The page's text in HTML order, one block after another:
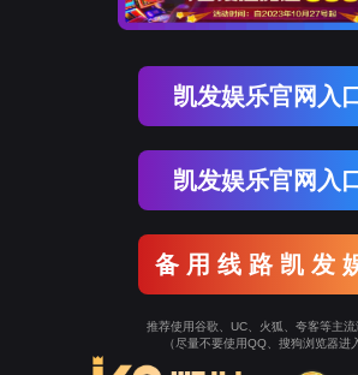
栏目不存在
页面自动跳转等待时间：
返回Ezpay 立即